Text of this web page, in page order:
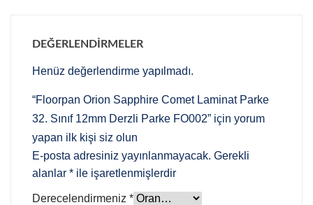
DEĞERLENDIRMELER
Henüz değerlendirme yapılmadı.
“Floorpan Orion Sapphire Comet Laminat Parke
32. Sınıf 12mm Derzli Parke FO002” için yorum
yapan ilk kişi siz olun
E-posta adresiniz yayınlanmayacak. Gerekli
alanlar * ile işaretlenmişlerdir
Derecelendirmeniz *